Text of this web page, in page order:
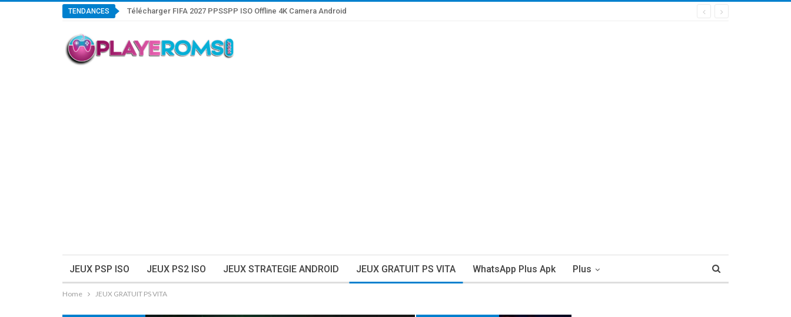
TENDANCES Télécharger FIFA 2027 PPSSPP ISO Offline 4K Camera Android
JEUX PSP ISO JEUX PS2 ISO JEUX STRATEGIE ANDROID JEUX GRATUIT PS VITA WhatsApp Plus Apk Plus
Home JEUX GRATUIT PS VITA